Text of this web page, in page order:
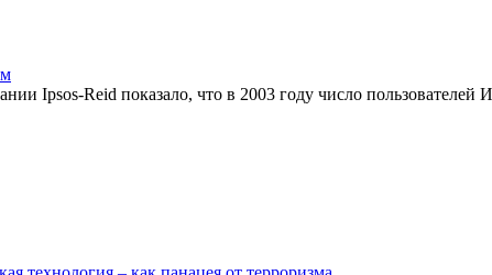
Ipsos-Reid показало, что в 2003 году число пользователей